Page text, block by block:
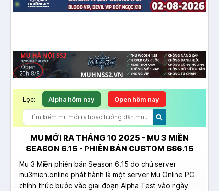
Lọc: Alpha hôm nay Open hôm nay
MU MỚI RA THÁNG 10 2025 - MU 3 MIỀN
SEASON 6.15 - PHIÊN BẢN CUSTOM SS6.15
Mu 3 Miền phiên bản Season 6.15 do chủ server
mu3mien.online phát hành là một server Mu Online PC
chính thức bước vào giai đoạn Alpha Test vào ngày